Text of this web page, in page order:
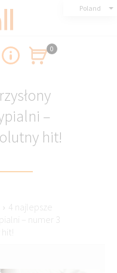
Poland
0
–
hit!
› 4 najlepsze
– numer 3